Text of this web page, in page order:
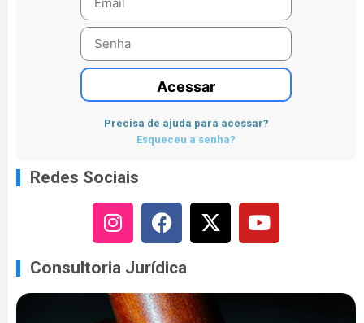
Acessar
Precisa de ajuda para acessar?
Esqueceu a senha?
Redes Sociais
Consultoria Jurídica